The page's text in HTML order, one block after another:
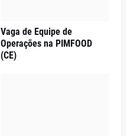
Vaga de Equipe de
Operações na PIMFOOD
(CE)